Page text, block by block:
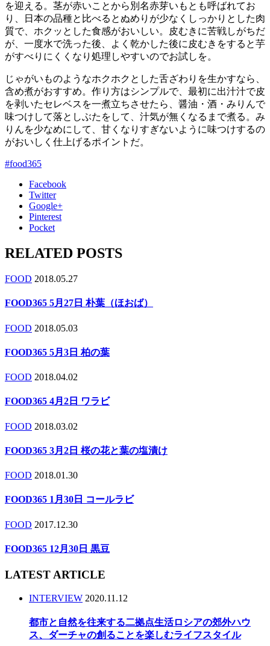
を迎える。茎が赤いことから別名赤芽いもとも呼ばれてお
り、日本の品種と比べるとぬめりが少なくしっかりとした肉
質で、ホクッとした食感がおいしい。皮むきに苦戦しがちだ
が、一度水で洗った後、よく乾かした後に皮むきをすると芋
がすべりにくくなり処理しやすいのでお試しを。
じゃがいものようなホクホクとした舌ざわりを生かすなら、
含め煮がおすすめ。作り方はシンプルで、最初に出汁汁で皮
を剥いたセレベスを一煮立ちさせたら、醤油・酒・みりんで
味つけして落としぶたをして、汁気が無くなるまで煮る。み
りんを少なめにして、甘くなりすぎないように味つけするの
がおいしく仕上げるポイントだ。
#food365
Facebook
Twitter
Google+
Pinterest
Pocket
RELATED POSTS
FOOD 2018.05.27
FOOD365 5月27日 朴葉（ほおば）
FOOD 2018.05.03
FOOD365 5月3日 柏の葉
FOOD 2018.04.02
FOOD365 4月2日 ワラビ
FOOD 2018.03.02
FOOD365 3月2日 桜の花と葉の塩漬け
FOOD 2018.01.30
FOOD365 1月30日 コールラビ
FOOD 2017.12.30
FOOD365 12月30日 黒豆
LATEST ARTICLE
INTERVIEW 2020.11.12
都市と自然を往来する二拠点生活ロシアの郊外ハウ
ス、ダーチャの創ることを楽しむライフスタイル